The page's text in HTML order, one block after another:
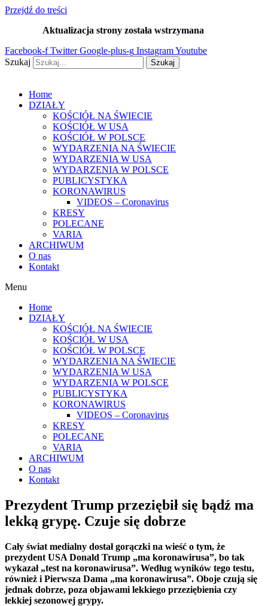
Przejdź do treści
Aktualizacja strony została wstrzymana
Facebook-f Twitter Google-plus-g InstagramYoutube
Szukaj
Szukaj
Home
DZIAŁY
KOŚCIÓŁ NA ŚWIECIE
KOŚCIÓŁ W USA
KOŚCIÓŁ W POLSCE
WYDARZENIA NA ŚWIECIE
WYDARZENIA W USA
WYDARZENIA W POLSCE
PUBLICYSTYKA
KORONAWIRUS
VIDEOS – Coronavirus
KRESY
POLECANE
VARIA
ARCHIWUM
O nas
Kontakt
Menu
Home
DZIAŁY
KOŚCIÓŁ NA ŚWIECIE
KOŚCIÓŁ W USA
KOŚCIÓŁ W POLSCE
WYDARZENIA NA ŚWIECIE
WYDARZENIA W USA
WYDARZENIA W POLSCE
PUBLICYSTYKA
KORONAWIRUS
VIDEOS – Coronavirus
KRESY
POLECANE
VARIA
ARCHIWUM
O nas
Kontakt
Prezydent Trump przeziębił się bądź ma
lekką grypę. Czuje się dobrze
Cały świat medialny dostał gorączki na wieść o tym, że
prezydent USA Donald Trump „ma koronawirusa”, bo tak
wykazał „test na koronawirusa”. Według wyników tego testu,
również i Pierwsza Dama „ma koronawirusa”. Oboje czują się
jednak dobrze, poza objawami lekkiego przeziębienia czy
lekkiej sezonowej grypy.